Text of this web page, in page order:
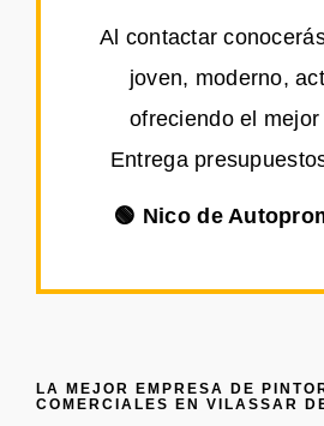
Al contactar
joven, moderno,
ofreciendo el
Entrega
🟢 Nico de
LA MEJOR EMPRESA DE
COMERCIALES EN VILASSAR